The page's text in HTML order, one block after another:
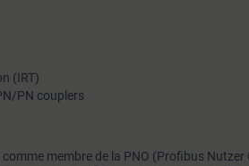
(IRT)
PN couplers
membre de la PNO (Profibus